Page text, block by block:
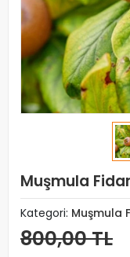
Muşmula
Kategori: Muşmula
800,00 TL